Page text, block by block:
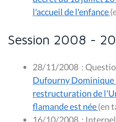
l'accueil de l'enfance
Session 2008 -
28/11/2008 :
Dufourny Dominique
restructuration de
flamande est née
16/10/2008 :